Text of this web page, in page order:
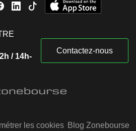
/ 14h-
Contactez-nous
les cookies Blog Zonebourse